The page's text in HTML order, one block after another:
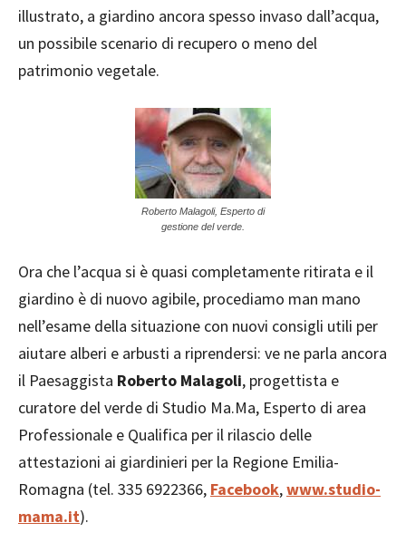
illustrato, a giardino ancora spesso invaso dall’acqua,
un possibile scenario di recupero o meno del
patrimonio vegetale.
Roberto Malagoli, Esperto di
gestione del verde.
Ora che l’acqua si è quasi completamente ritirata e il
giardino è di nuovo agibile, procediamo man mano
nell’esame della situazione con nuovi consigli utili per
aiutare alberi e arbusti a riprendersi: ve ne parla ancora
il Paesaggista Roberto Malagoli, progettista e
curatore del verde di Studio Ma.Ma, Esperto di area
Professionale e Qualifica per il rilascio delle
attestazioni ai giardinieri per la Regione Emilia-
Romagna (tel. 335 6922366, Facebook,www.studio-
mama.it).